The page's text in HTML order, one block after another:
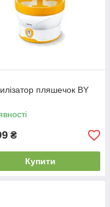
пляшечок BY
₴
Купити